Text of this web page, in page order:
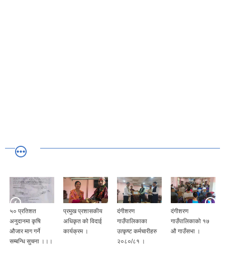
५० प्रतिशत
अनुदानमा कृषि
औजार माग गर्ने
सम्बन्धि सुचना ।।।
प्रमुख प्रशासकीय
अधिकृत को विदाई
कार्यक्रम ।
दंगीशरण
गाउँपालिकाका
उत्कृष्ट कर्मचारीहरु
२०८०/८१ ।
दंगीशरण
गाउँपालिकाको १७
औ गाउँसभा ।